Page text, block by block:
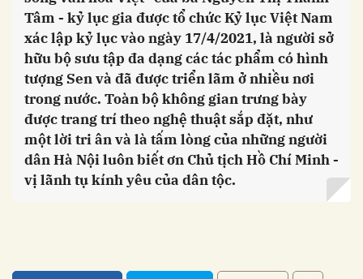
Tâm - kỷ lục gia được tổ chức Kỷ lục Việt Nam
xác lập kỷ lục vào ngày 17/4/2021, là người sở
hữu bộ sưu tập đa dạng các tác phẩm có hình
tượng Sen và đã được triển lãm ở nhiều nơi
trong nước. Toàn bộ không gian trưng bày
được trang trí theo nghệ thuật sắp đặt, như
một lời tri ân và là tấm lòng của những người
dân Hà Nội luôn biết ơn Chủ tịch Hồ Chí Minh -
vị lãnh tụ kính yêu của dân tộc.